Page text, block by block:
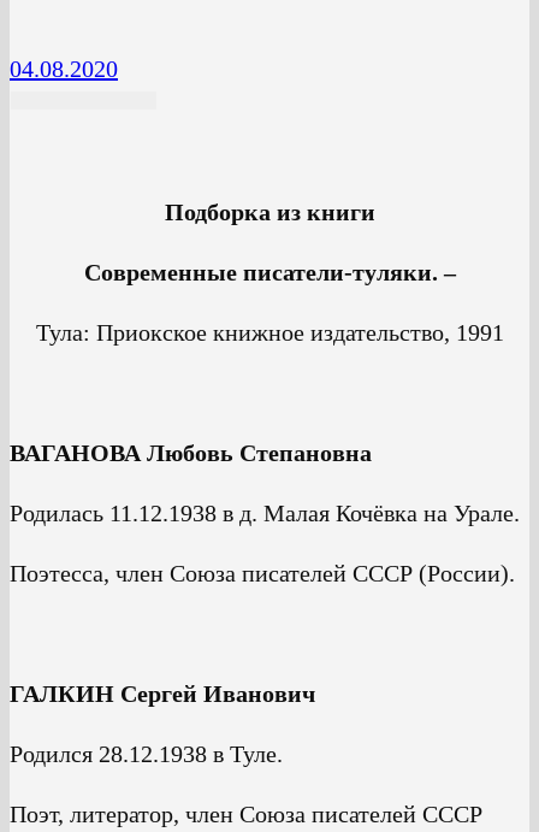
04.08.2020
Подборка из книги
Современные писатели-туляки. –
Тула: Приокское книжное издательство, 1991
ВАГАНОВА Любовь Степановна
Родилась 11.12.1938 в д. Малая Кочёвка на Урале.
Поэтесса, член Союза писателей СССР (России).
ГАЛКИН Сергей Иванович
Родился 28.12.1938 в Туле.
Поэт, литератор, член Союза писателей СССР